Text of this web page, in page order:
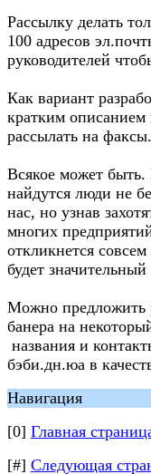
Рассылку делать
100 адресов
руководителей
Как вариант
кратким
рассылать на факсы.
Всякое может
найдутся люди не
нас, но узнав
многих
откликнется
будет значительный
Можно предложить
банера на
названия и
бэби.дн.юа в
Навигация
[0] Главная
[#] Следующая